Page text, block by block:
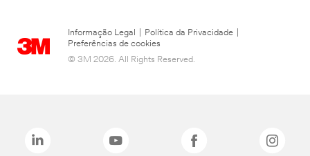
Informação Legal Política da Privacidade
Preferências de cookies
© 3M 2026. All Rights Reserved.